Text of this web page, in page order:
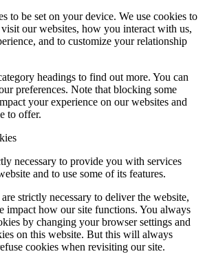
to be set on your device. We use cookies to
our websites, how you interact with us,
and to customize your relationship
headings to find out more. You can
preferences. Note that blocking some
your experience on our websites and
to offer.
necessary to provide you with services
and to use some of its features.
strictly necessary to deliver the website,
impact how our site functions. You always
by changing your browser settings and
on this website. But this will always
cookies when revisiting our site.